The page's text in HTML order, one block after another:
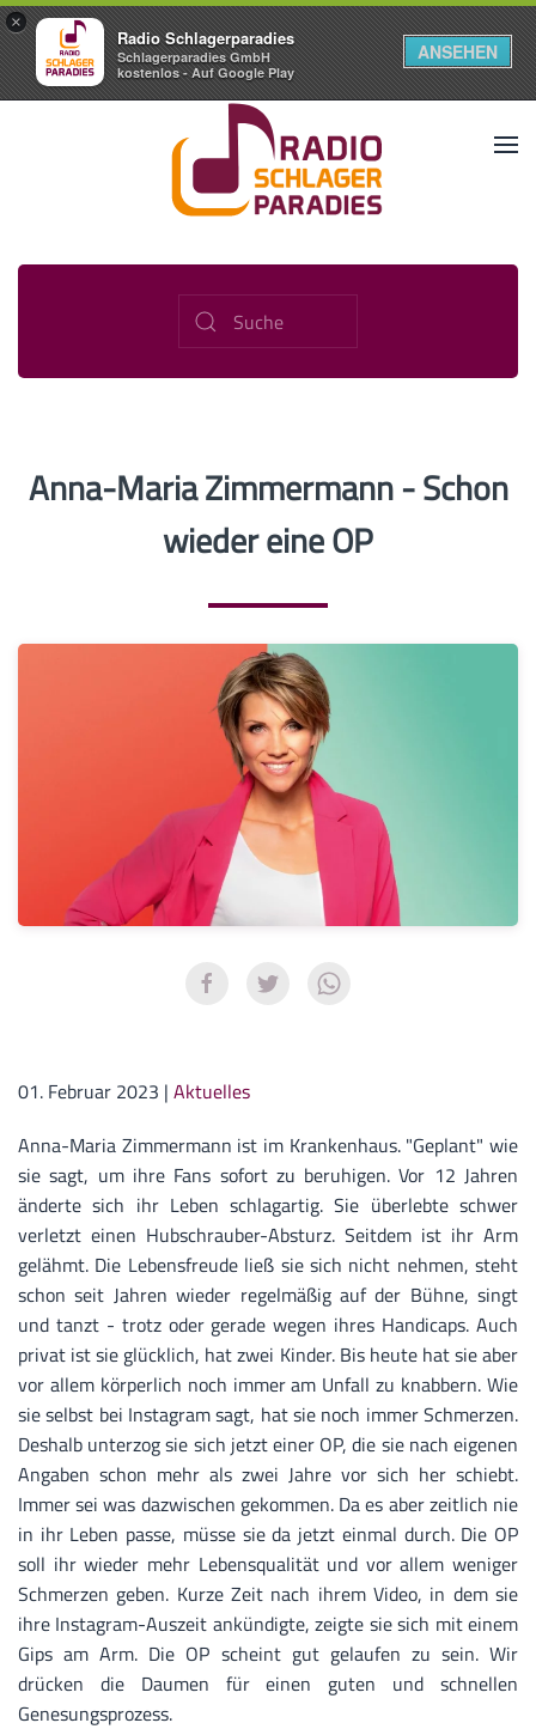
×
Radio Schlagerparadies
Schlagerparadies GmbH
kostenlos - Auf Google Play
ANSEHEN
Anna-Maria Zimmermann - Schon
wieder eine OP
01. Februar 2023 | Aktuelles
Anna-Maria Zimmermann ist im Krankenhaus. "Geplant" wie
sie sagt, um ihre Fans sofort zu beruhigen. Vor 12 Jahren
änderte sich ihr Leben schlagartig. Sie überlebte schwer
verletzt einen Hubschrauber-Absturz. Seitdem ist ihr Arm
gelähmt. Die Lebensfreude ließ sie sich nicht nehmen, steht
schon seit Jahren wieder regelmäßig auf der Bühne, singt
und tanzt - trotz oder gerade wegen ihres Handicaps. Auch
privat ist sie glücklich, hat zwei Kinder. Bis heute hat sie aber
vor allem körperlich noch immer am Unfall zu knabbern. Wie
sie selbst bei Instagram sagt, hat sie noch immer Schmerzen.
Deshalb unterzog sie sich jetzt einer OP, die sie nach eigenen
Angaben schon mehr als zwei Jahre vor sich her schiebt.
Immer sei was dazwischen gekommen. Da es aber zeitlich nie
in ihr Leben passe, müsse sie da jetzt einmal durch. Die OP
soll ihr wieder mehr Lebensqualität und vor allem weniger
Schmerzen geben. Kurze Zeit nach ihrem Video, in dem sie
ihre Instagram-Auszeit ankündigte, zeigte sie sich mit einem
Gips am Arm. Die OP scheint gut gelaufen zu sein. Wir
drücken die Daumen für einen guten und schnellen
Genesungsprozess.